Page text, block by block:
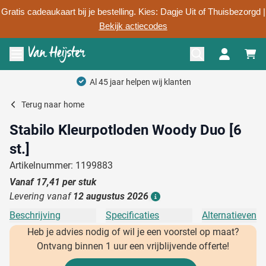
Gratis cadeaukaart bij je bestelling. Kies: Dagje Uit of Thuisbezorgd |
Bekijk actiecodes
Ga naar de inhoud
Menu openen
Al 45 jaar helpen wij klanten
Terug naar home
Stabilo Kleurpotloden Woody Duo [6
st.]
Artikelnummer: 1199883
Vanaf 17,41 per stuk
Levering vanaf 12 augustus 2026
Beschrijving Specificaties
Alternatieven
Heb je advies nodig of wil je een voorstel op maat?
Ontvang binnen 1 uur een vrijblijvende offerte!